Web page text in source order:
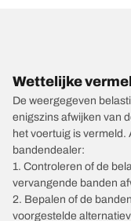
Wettelijke
De weergegeven
enigszins afwijken van
het voertuig is vermeld.
bandendealer:
1. Controleren of de
vervangende banden
2. Bepalen of de
voorgestelde